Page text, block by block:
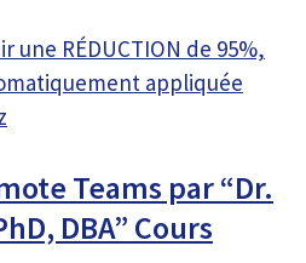
une RÉDUCTION de 95%,
appliquée
Teams par “Dr.
DBA” Cours